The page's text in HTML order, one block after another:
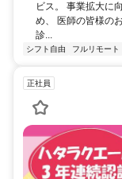
ビス。 事業拡大に
め、 医師の皆様の
診...
シフト自由 フルリモート
正社員